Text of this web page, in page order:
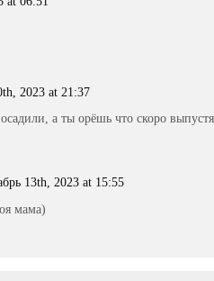
2023 at 21:37
а ты орёшь что скоро
13th, 2023 at 15:55
мама)